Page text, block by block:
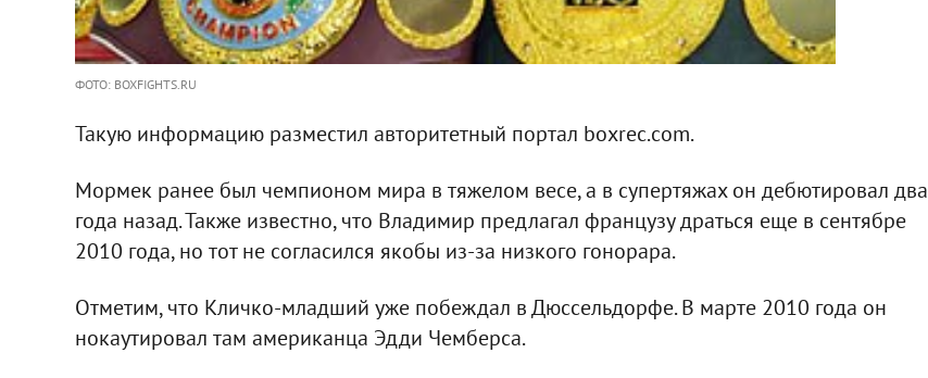
ФОТО: BOXFIGHTS.RU
Такую информацию разместил авторитетный портал boxrec.com.
Мормек ранее был чемпионом мира в тяжелом весе, а в супертяжах он дебютировал два
года назад. Также известно, что Владимир предлагал французу драться еще в сентябре
2010 года, но тот не согласился якобы из-за низкого гонорара.
Отметим, что Кличко-младший уже побеждал в Дюссельдорфе. В марте 2010 года он
нокаутировал там американца Эдди Чемберса.